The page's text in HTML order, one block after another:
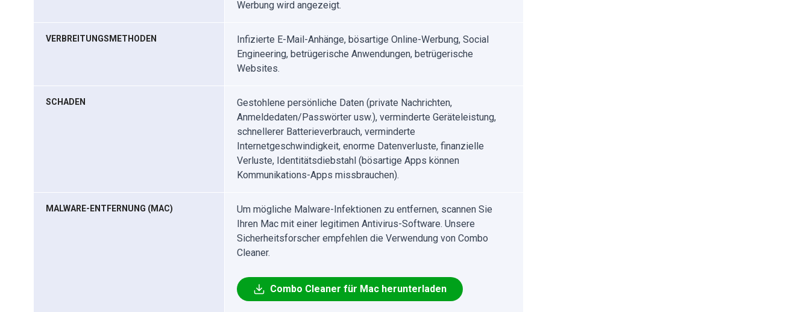
Werbung wird angezeigt.
VERBREITUNGSMETHODEN
Infizierte E-Mail-Anhänge, bösartige Online-Werbung, Social
Engineering, betrügerische Anwendungen, betrügerische
Websites.
SCHADEN
Gestohlene persönliche Daten (private Nachrichten,
Anmeldedaten/Passwörter usw.), verminderte Geräteleistung,
schnellerer Batterieverbrauch, verminderte
Internetgeschwindigkeit, enorme Datenverluste, finanzielle
Verluste, Identitätsdiebstahl (bösartige Apps können
Kommunikations-Apps missbrauchen).
MALWARE-ENTFERNUNG (MAC)
Um mögliche Malware-Infektionen zu entfernen, scannen Sie
Ihren Mac mit einer legitimen Antivirus-Software. Unsere
Sicherheitsforscher empfehlen die Verwendung von Combo
Cleaner.
Combo Cleaner für Mac herunterladen